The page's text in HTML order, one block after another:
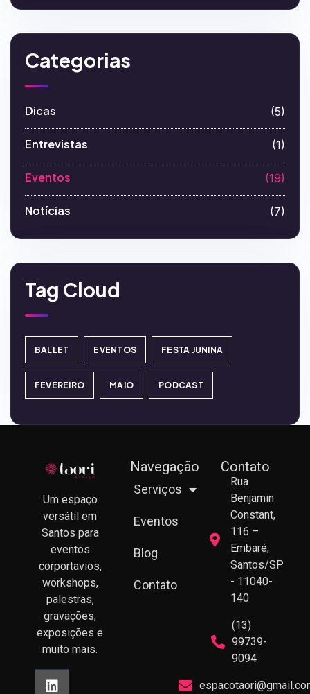
Categorias
Dicas (5)
Entrevistas (1)
Eventos (19)
Notícias (7)
Tag Cloud
BALLET EVENTOS FESTA JUNINA
FEVEREIRO MAIO PODCAST
Um espaço
versátil em
Santos para
eventos
corportavios,
workshops,
palestras,
gravações,
exposições e
muito mais.
Navegação
Serviços
Eventos
Blog
Contato
Contato
Rua
Benjamin
Constant,
116 –
Embaré,
Santos/SP
- 11040-
140
(13)
99739-
9094